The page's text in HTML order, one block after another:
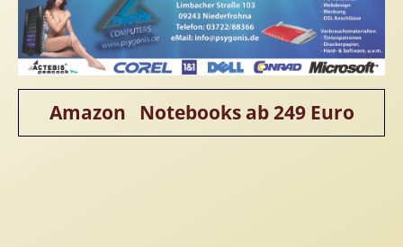
Amazon Notebooks ab 249 Euro